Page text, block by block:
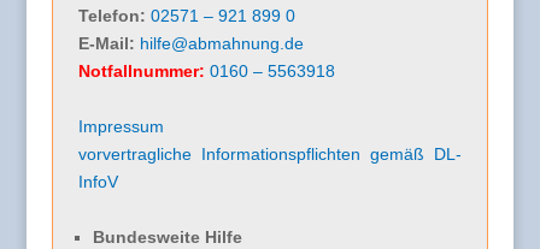
Telefon: 02571 – 921 899 0
E-Mail: hilfe@abmahnung.de
Notfallnummer: 0160 – 5563918
Impressum
vorvertragliche Informationspflichten gemäß DL-
InfoV
Bundesweite Hilfe